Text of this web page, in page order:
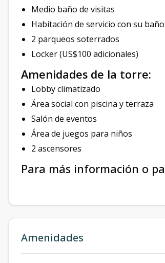
Medio baño de visitas
Habitación de servicio con su baño
2 parqueos soterrados
Locker (US$100 adicionales)
Amenidades de la torre:
Lobby climatizado
Área social con piscina y terraza
Salón de eventos
Área de juegos para niños
2 ascensores
Para más información o
Amenidades